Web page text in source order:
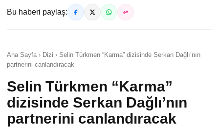
Bu haberi paylaş:
Ana Sayfa › Dizi › Selin Türkmen “Karma” dizisinde Serkan Dağlı’nın
partnerini canlandıracak
Selin Türkmen “Karma”
dizisinde Serkan Dağlı’nın
partnerini canlandıracak